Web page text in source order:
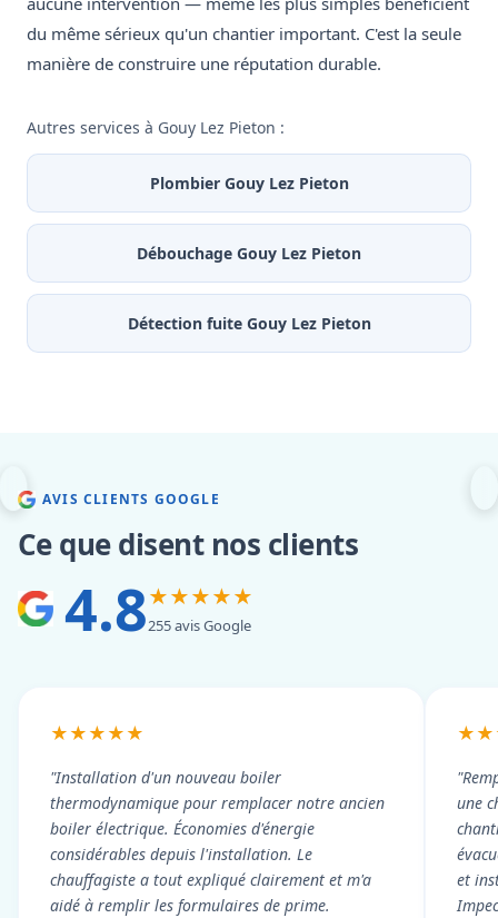
du même sérieux qu'un chantier important. C'est la seule
manière de construire une réputation durable.
Autres services à Gouy Lez Pieton :
Plombier Gouy Lez Pieton
Débouchage Gouy Lez Pieton
Détection fuite Gouy Lez Pieton
AVIS CLIENTS GOOGLE
Ce que disent nos clients
4.8★★★★★
255 avis Google
★★★★★
"Installation d'un nouveau boiler
thermodynamique pour remplacer notre ancien
boiler électrique. Économies d'énergie
considérables depuis l'installation. Le
chauffagiste a tout expliqué clairement et m'a
aidé à remplir les formulaires de prime.
une
et